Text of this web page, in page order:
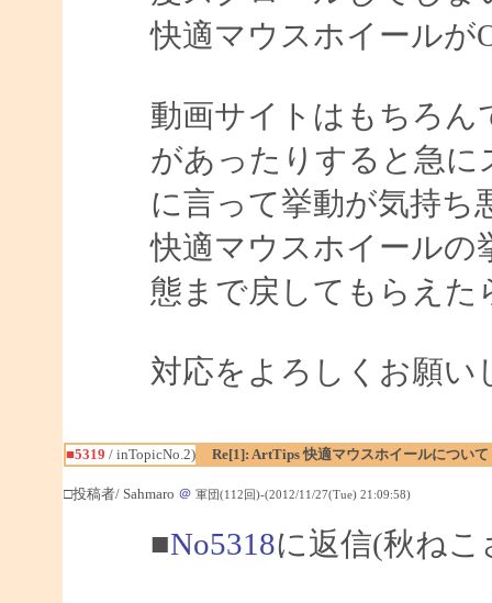
快適マウスホイールが
動画サイトはもちろん
があったりすると急に
に言って挙動が気持ち
快適マウスホイールの
態まで戻してもらえた
対応をよろしくお願い
■5319 / inTopicNo.2) Re[1]: ArtTips 快適マウスホイールについて
□投稿者/ Sahmaro ＠ 軍団(112回)-(2012/11/27(Tue) 21:09:58)
■No5318に返信(秋ね